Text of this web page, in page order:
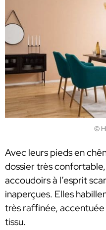
©
Avec leurs pieds en
dossier très
accoudoirs à l’esprit
inaperçues. Elles
très raffinée,
tissu.